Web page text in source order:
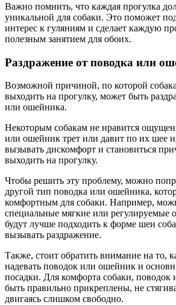
Важно помнить, что каждая прогулка
уникальной для собаки. Это поможет
интерес к гуляниям и сделает каждую
полезным занятием для обоих.
Раздражение от поводка или
Возможной причиной, по которой собака
выходить на прогулку, может быть
или ошейника.
Некоторым собакам не нравится
или ошейник трет или давит по их шее
вызывать дискомфорт и становиться
выходить на прогулку.
Чтобы решить эту проблему, можно
другой тип поводка или ошейника,
комфортным для собаки. Например,
специальные мягкие или регулируемые
будут лучше подходить к форме шеи
вызывать раздражение.
Также, стоит обратить внимание на то,
надевать поводок или ошейник и
посадки. Для комфорта собаки,
быть правильно прикреплены, не
двигаясь слишком свободно.